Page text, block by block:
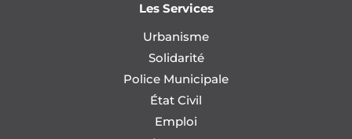
Les Services
Urbanisme
Solidarité
Police Municipale
État Civil
Emploi